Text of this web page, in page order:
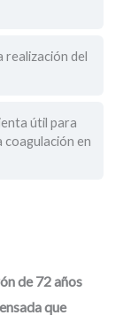
realización del
útil para
coagulación en
de 72 años
que